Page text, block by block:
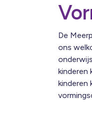
De
ons
kinderen
kinderen